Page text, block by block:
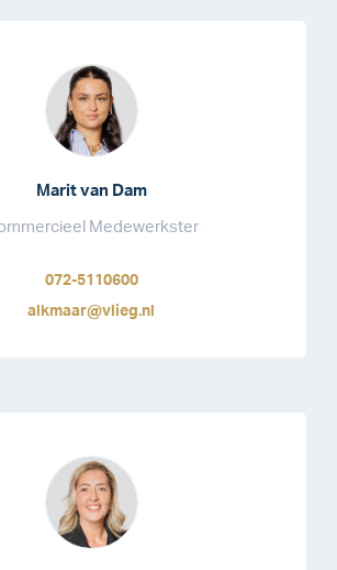
Marit van Dam
Medewerkster
072-5110600
alkmaar@vlieg.nl